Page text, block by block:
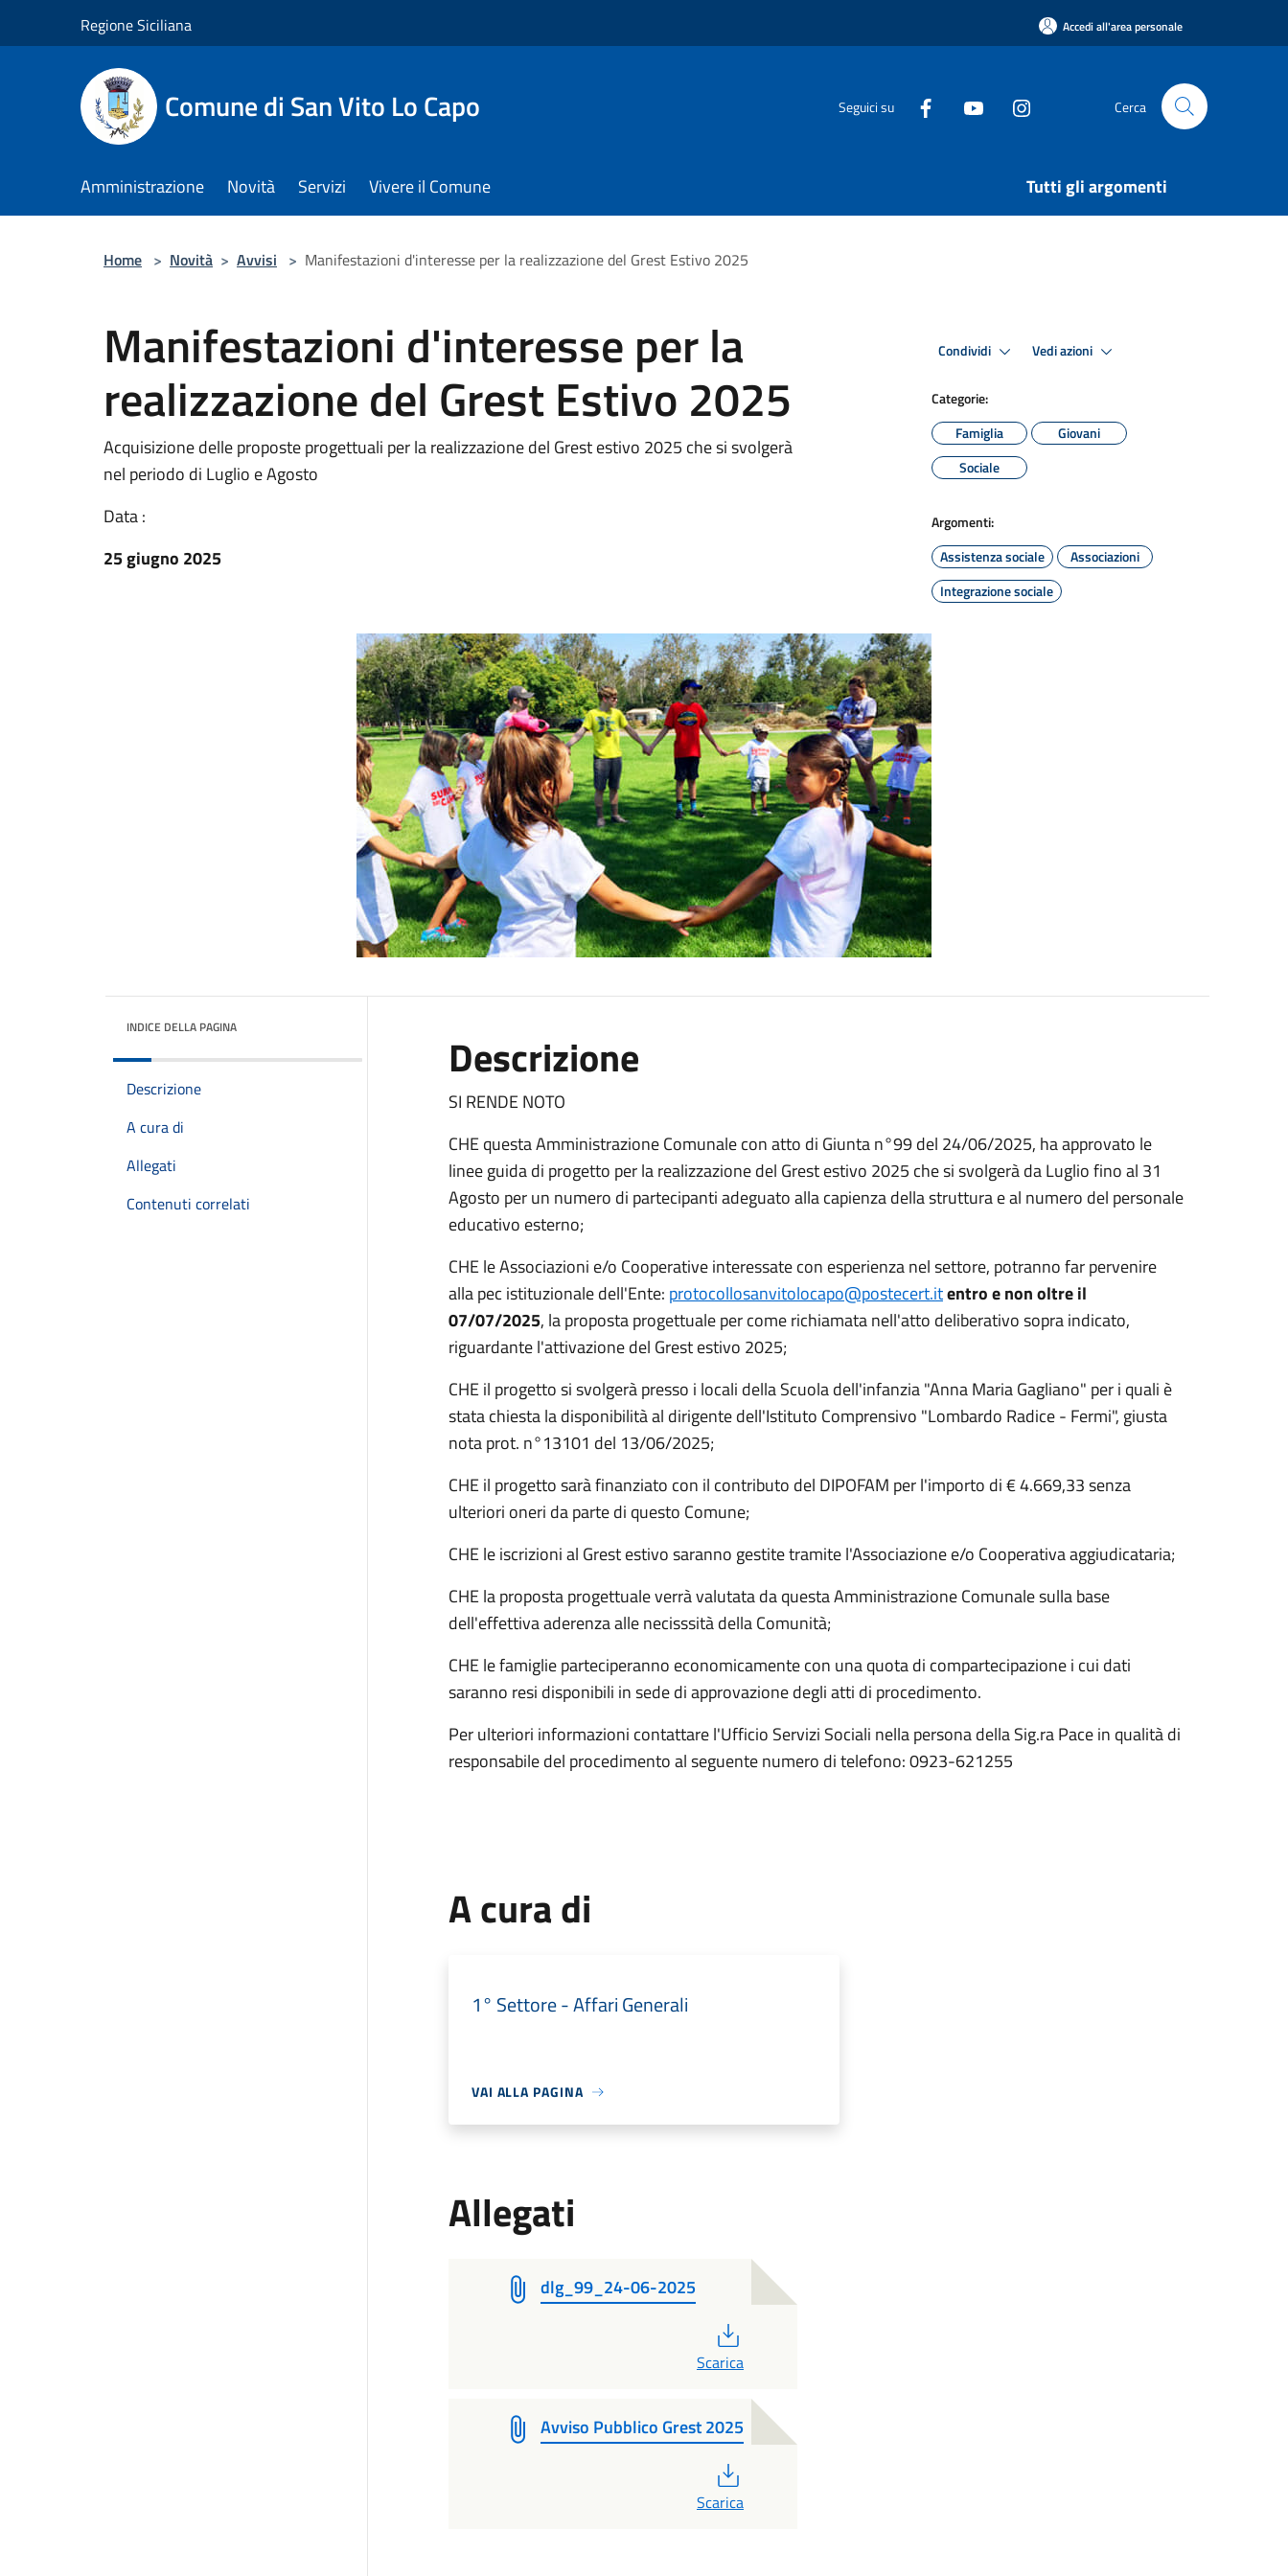
Regione Siciliana Accedi all'area personale
Comune di San Vito Lo Capo Seguici su Cerca
Amministrazione Novità Servizi Vivere il Comune Tutti gli argomenti
Home > Novità > Avvisi > Manifestazioni d'interesse per la realizzazione del Grest Estivo 2025
Manifestazioni d'interesse per la
realizzazione del Grest Estivo 2025
Acquisizione delle proposte progettuali per la realizzazione del Grest estivo 2025 che si svolgerà
nel periodo di Luglio e Agosto
Data :
25 giugno 2025
Condividi Vedi azioni
Categorie:
Famiglia
Giovani
Sociale
Argomenti:
Assistenza sociale
Associazioni
Integrazione sociale
INDICE DELLA PAGINA
Descrizione
A cura di
Allegati
Contenuti correlati
Descrizione
SI RENDE NOTO
CHE questa Amministrazione Comunale con atto di Giunta n°99 del 24/06/2025, ha approvato le
linee guida di progetto per la realizzazione del Grest estivo 2025 che si svolgerà da Luglio fino al 31
Agosto per un numero di partecipanti adeguato alla capienza della struttura e al numero del personale
educativo esterno;
CHE le Associazioni e/o Cooperative interessate con esperienza nel settore, potranno far pervenire
alla pec istituzionale dell'Ente: protocollosanvitolocapo@postecert.itentro e non oltre il
07/07/2025, la proposta progettuale per come richiamata nell'atto deliberativo sopra indicato,
riguardante l'attivazione del Grest estivo 2025;
CHE il progetto si svolgerà presso i locali della Scuola dell'infanzia "Anna Maria Gagliano" per i quali è
stata chiesta la disponibilità al dirigente dell'Istituto Comprensivo "Lombardo Radice - Fermi", giusta
nota prot. n°13101 del 13/06/2025;
CHE il progetto sarà finanziato con il contributo del DIPOFAM per l'importo di € 4.669,33 senza
ulteriori oneri da parte di questo Comune;
CHE le iscrizioni al Grest estivo saranno gestite tramite l'Associazione e/o Cooperativa aggiudicataria;
CHE la proposta progettuale verrà valutata da questa Amministrazione Comunale sulla base
dell'effettiva aderenza alle necisssità della Comunità;
CHE le famiglie parteciperanno economicamente con una quota di compartecipazione i cui dati
saranno resi disponibili in sede di approvazione degli atti di procedimento.
Per ulteriori informazioni contattare l'Ufficio Servizi Sociali nella persona della Sig.ra Pace in qualità di
responsabile del procedimento al seguente numero di telefono: 0923-621255
A cura di
1° Settore - Affari Generali
VAI ALLA PAGINA
Allegati
dlg_99_24-06-2025
Scarica
Avviso Pubblico Grest 2025
Scarica